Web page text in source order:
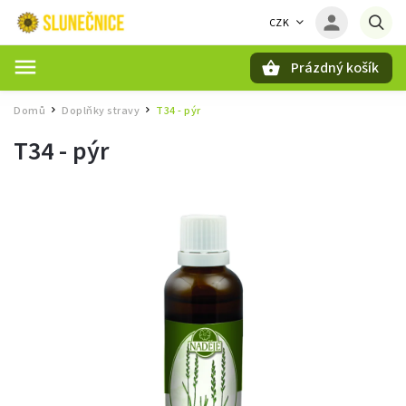
CZK
Prázdný košík
Domů / Doplňky stravy / T34 - pýr
T34 - pýr